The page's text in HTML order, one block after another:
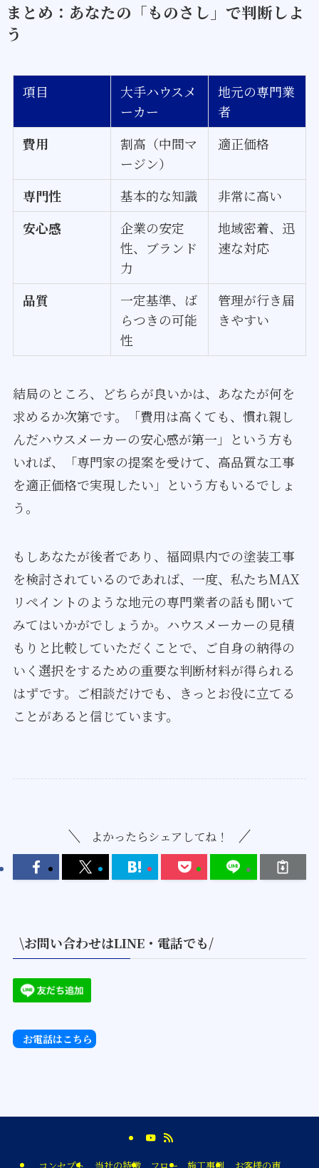
まとめ：あなたの「ものさし」で判断しよ
う
項目
大手ハウスメ
ーカー
地元の専門業
者
費用
割高（中間マ
ージン）
適正価格
専門性 基本的な知識
非常に高い
安心感
企業の安定
性、ブランド
力
地域密着、迅
速な対応
品質
一定基準、ば
らつきの可能
性
管理が行き届
きやすい
結局のところ、どちらが良いかは、あなたが何を
求めるか次第です。「費用は高くても、慣れ親し
んだハウスメーカーの安心感が第一」という方も
いれば、「専門家の提案を受けて、高品質な工事
を適正価格で実現したい」という方もいるでしょ
う。
もしあなたが後者であり、福岡県内での塗装工事
を検討されているのであれば、一度、私たちMAX
リペイントのような地元の専門業者の話も聞いて
みてはいかがでしょうか。ハウスメーカーの見積
もりと比較していただくことで、ご自身の納得の
いく選択をするための重要な判断材料が得られる
はずです。ご相談だけでも、きっとお役に立てる
ことがあると信じています。
よかったらシェアしてね！
\お問い合わせはLINE・電話でも/
お電話はこちら